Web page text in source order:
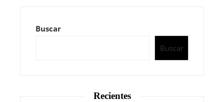
Buscar
Buscar
Recientes